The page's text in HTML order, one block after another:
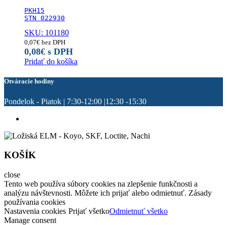
PKH15
STN 022930
SKU: 101180
0,07€ bez DPH
0,08€ s DPH
Pridať do košíka
Otváracie hodiny
Pondelok - Piatok | 7:30-12:00 |12:30 -15:30
KOŠÍK
close
Tento web používa súbory cookies na zlepšenie funkčnosti a
analýzu návštevnosti. Môžete ich prijať alebo odmietnuť. Zásady
používania cookies
Nastavenia cookies Prijať všetkoOdmietnuť všetko
Manage consent